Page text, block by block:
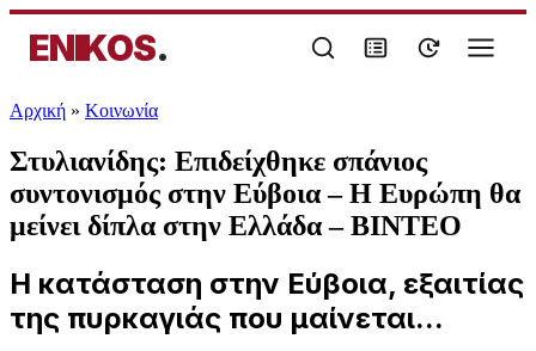
ENIKOS.
Αρχική » Κοινωνία
Στυλιανίδης: Επιδείχθηκε σπάνιος
συντονισμός στην Εύβοια – Η Ευρώπη θα
μείνει δίπλα στην Ελλάδα – ΒΙΝΤΕΟ
Η κατάσταση στην Εύβοια, εξαιτίας
της πυρκαγιάς που μαίνεται...